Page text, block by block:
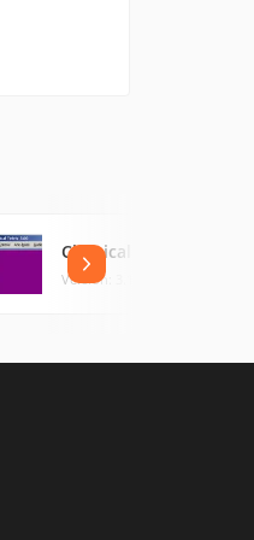
Classical Block
Version: 3.12 (0.61 MB)